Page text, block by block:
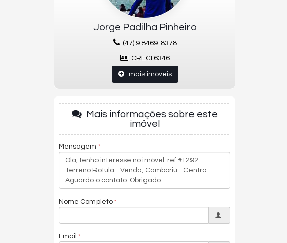
Jorge Padilha Pinheiro
(47) 9.8469-8378
CRECI 6346
mais imóveis
Mais informações sobre este
imóvel
Mensagem
Nome Completo
Email